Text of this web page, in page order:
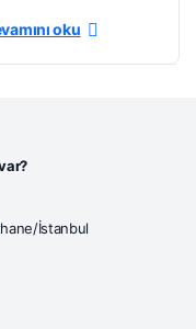
oku
İstanbul